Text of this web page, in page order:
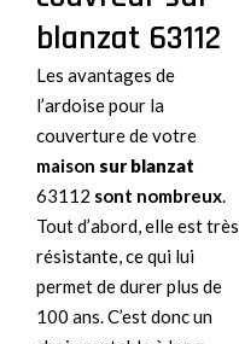
blanzat 63112
Les avantages de
l’ardoise pour la
couverture de votre
maison sur blanzat
63112 sont nombreux.
Tout d’abord, elle est très
résistante, ce qui lui
permet de durer plus de
100 ans. C’est donc un